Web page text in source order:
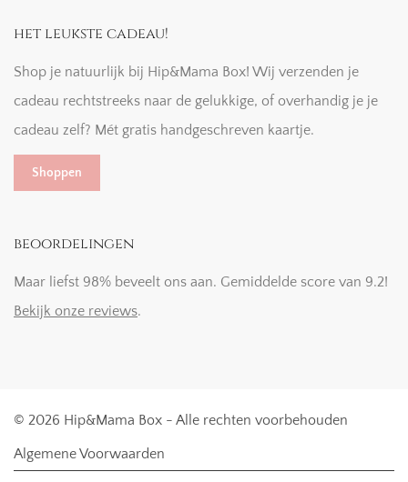
het leukste cadeau!
Shop je natuurlijk bij Hip&Mama Box! Wij verzenden je
cadeau rechtstreeks naar de gelukkige, of overhandig je je
cadeau zelf? Mét gratis handgeschreven kaartje.
Shoppen
beoordelingen
Maar liefst 98% beveelt ons aan. Gemiddelde score van 9.2!
Bekijk onze reviews.
© 2026 Hip&Mama Box - Alle rechten voorbehouden
Algemene Voorwaarden